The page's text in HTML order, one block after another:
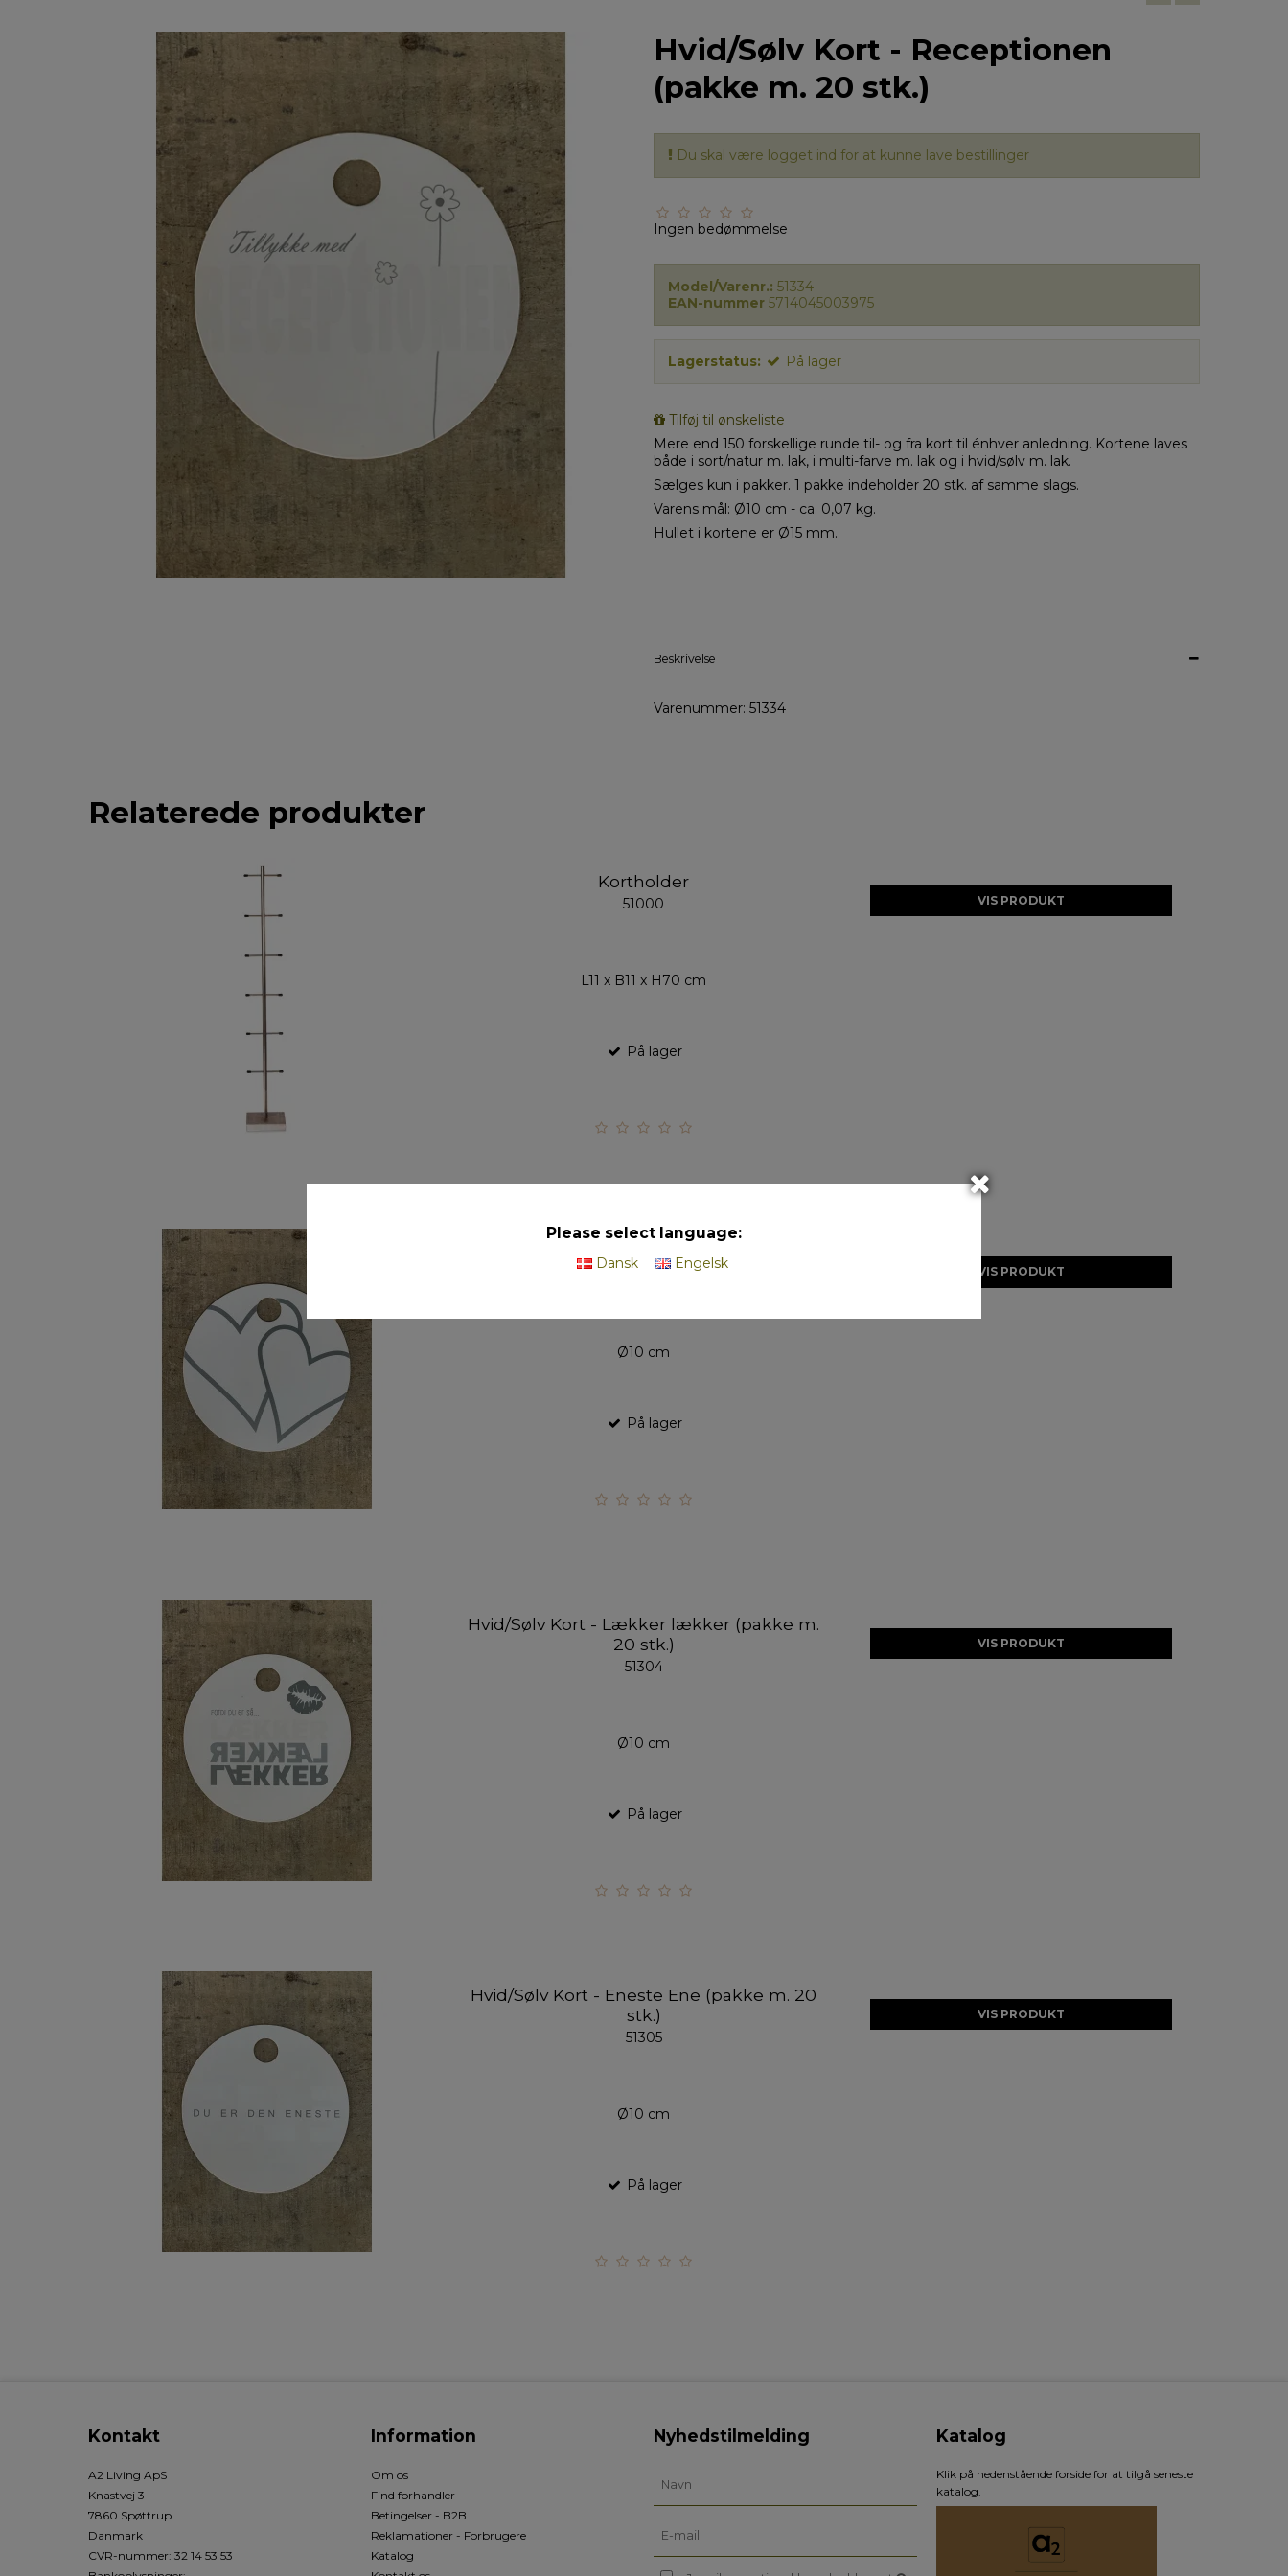
Hvid/Sølv Kort - Receptionen
(pakke m. 20 stk.)
Du skal være logget ind for at kunne lave bestillinger
Ingen bedømmelse
Model/Varenr.: 51334
EAN-nummer 5714045003975
Lagerstatus: På lager
Tilføj til ønskeliste
Mere end 150 forskellige runde til- og fra kort til énhver anledning. Kortene laves
både i sort/natur m. lak, i multi-farve m. lak og i hvid/sølv m. lak.
Sælges kun i pakker. 1 pakke indeholder 20 stk. af samme slags.
Varens mål: Ø10 cm - ca. 0,07 kg.
Hullet i kortene er Ø15 mm.
Beskrivelse
Varenummer: 51334
Relaterede produkter
Kortholder
51000
L11 x B11 x H70 cm
På lager
VIS PRODUKT
Hvid/Sølv Kort - Hearts (pakke m. 20 stk.)
Ø10 cm
På lager
VIS PRODUKT
Hvid/Sølv Kort - Lækker lækker (pakke m.
20 stk.)
51304
Ø10 cm
På lager
VIS PRODUKT
Hvid/Sølv Kort - Eneste Ene (pakke m. 20
stk.)
51305
Ø10 cm
På lager
VIS PRODUKT
Kontakt
A2 Living ApS
Knastvej 3
7860 Spøttrup
Danmark
CVR-nummer: 32 14 53 53
Information
Om os
Find forhandler
Betingelser - B2B
Reklamationer - Forbrugere
Katalog
Nyhedstilmelding Katalog
Klik på nedenstående forside for at tilgå seneste
katalog.
Please select language:
Dansk Engelsk